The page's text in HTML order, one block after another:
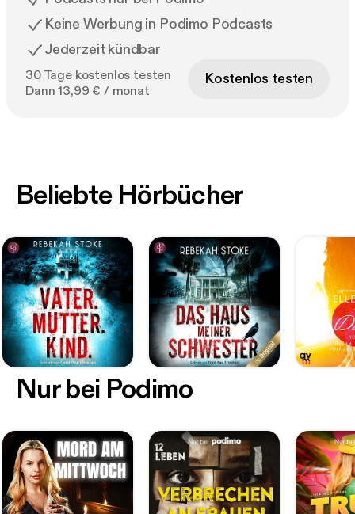
Keine Werbung in Podimo Podcasts
Jederzeit kündbar
30 Tage kostenlos testen
Dann 13,99 € / monat
Kostenlos testen
Nur bei Podimo
Beliebte Hörbücher